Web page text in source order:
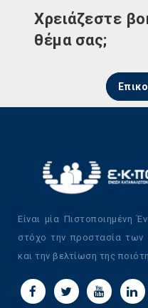
Χρειάζεστε
θέμα σας;
Είναι μία
στόχο την προστασία
και την βελτίωση της